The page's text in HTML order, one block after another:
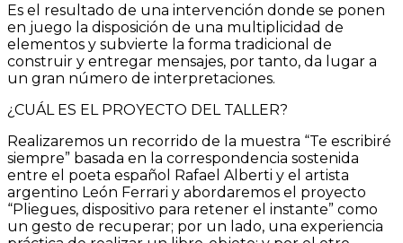
Es el resultado de una intervención donde se ponen
en juego la disposición de una multiplicidad de
elementos y subvierte la forma tradicional de
construir y entregar mensajes, por tanto, da lugar a
un gran número de interpretaciones.
¿CUÁL ES EL PROYECTO DEL TALLER?
Realizaremos un recorrido de la muestra “Te escribiré
siempre” basada en la correspondencia sostenida
entre el poeta español Rafael Alberti y el artista
argentino León Ferrari y abordaremos el proyecto
“Pliegues, dispositivo para retener el instante” como
un gesto de recuperar; por un lado, una experiencia